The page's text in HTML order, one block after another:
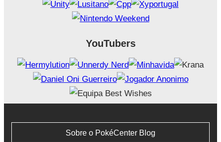
YouTubers
Sobre o PokéCenter Blog